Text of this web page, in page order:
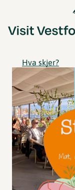
Hva skjer?